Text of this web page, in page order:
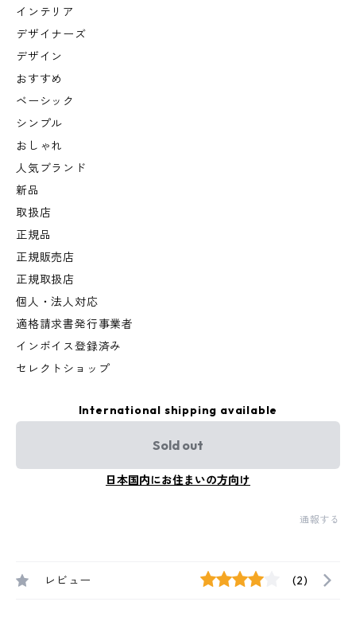
インテリア
デザイナーズ
デザイン
おすすめ
ベーシック
シンプル
おしゃれ
人気ブランド
新品
取扱店
正規品
正規販売店
正規取扱店
個人・法人対応
適格請求書発行事業者
インボイス登録済み
セレクトショップ
International shipping available
Sold out
日本国内にお住まいの方向け
通報する
レビュー (2)